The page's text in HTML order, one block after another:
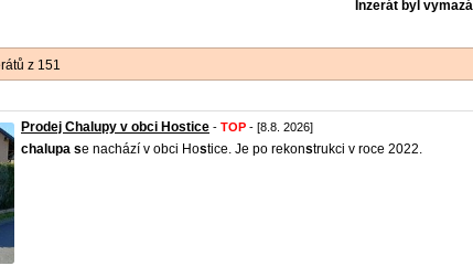
Inzerát byl
z 151
Prodej Chalupy v obci Hostice - TOP - [8.8. 2026]
chalupa se nachází v obci Hostice. Je po rekonstrukci v roce 2022.